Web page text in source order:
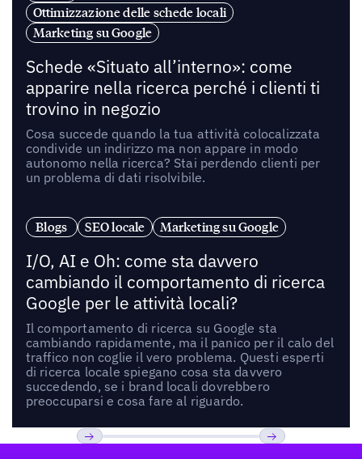
Ottimizzazione delle schede locali
Marketing su Google
Schede «Situato all’interno»: come
apparire nella ricerca perché i clienti ti
trovino in negozio
Cosa succede quando la tua attività colocalizzata
condivide un indirizzo ma non appare in modo
autonomo nella ricerca? Stai perdendo clienti per
un problema di dati risolvibile.
Blogs SEO locale Marketing su Google
I/O, AI e Oh: come sta davvero
cambiando il comportamento di ricerca
Google per le attività locali?
Il comportamento di ricerca su Google sta
cambiando rapidamente, ma il panico per il calo del
traffico non coglie il vero problema. Questi esperti
di ricerca locale spiegano cosa sta davvero
succedendo, se i brand locali dovrebbero
preoccuparsi e cosa fare al riguardo.